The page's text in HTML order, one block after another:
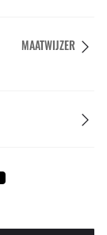
MAATWIJZER